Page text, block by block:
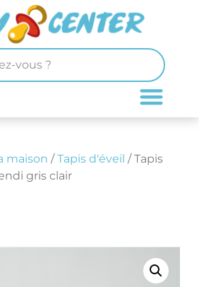
maison /Tapis d'éveil / Tapis
gris clair